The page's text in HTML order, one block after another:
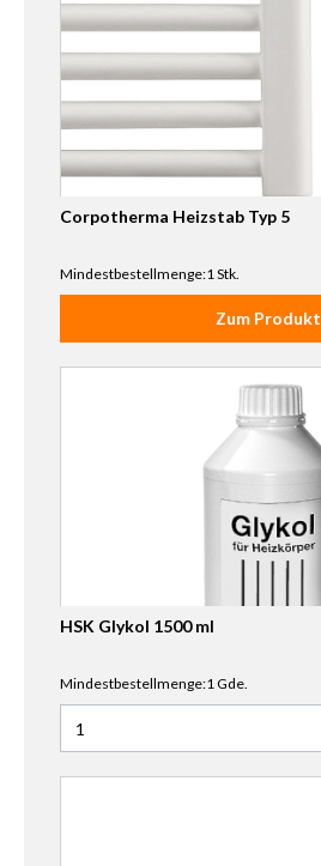
Corpotherma Heizstab Typ 5
Mindestbestellmenge:1 Stk.
Zum Produkt
HSK Glykol 1500 ml
Mindestbestellmenge:1 Gde.
Anzahl für HSK Glykol 1500 ml